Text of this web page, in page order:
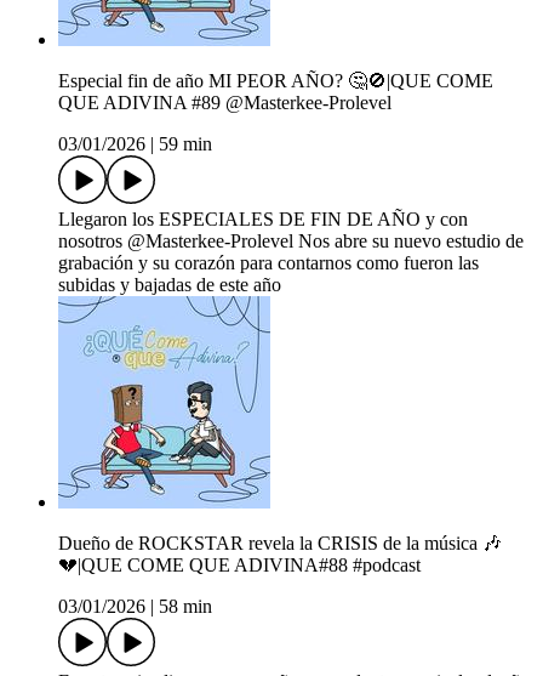
Especial fin de año MI PEOR AÑO? 🤔🚫|QUE COME
QUE ADIVINA #89 ‪@Masterkee-Prolevel‬
03/01/2026
59 min
Llegaron los ESPECIALES DE FIN DE AÑO y con
nosotros ‪@Masterkee-Prolevel‬ Nos abre su nuevo estudio de
grabación y su corazón para contarnos como fueron las
subidas y bajadas de este año
Dueño de ROCKSTAR revela la CRISIS de la música 🎶
💔|QUE COME QUE ADIVINA#88 #podcast
03/01/2026
58 min